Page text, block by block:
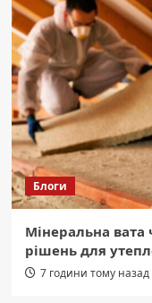
Блоги
Мінеральна вата
рішень для
7 години тому назад